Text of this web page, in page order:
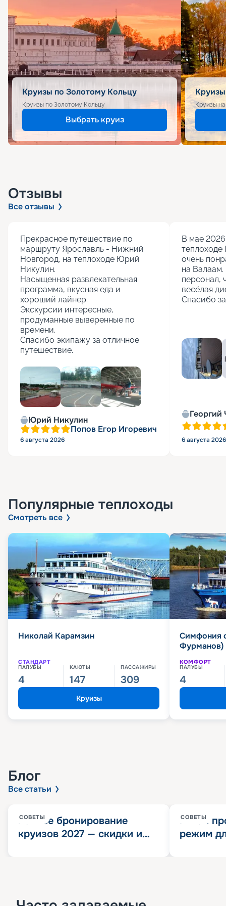
Круизы по Золотому Кольцу
Круизы по Золотому Кольцу
Выбрать круиз
Круизы
Отзывы
Все отзывы
Прекрасное путешествие по
маршруту Ярославль - Нижний
Новгород, на теплоходе Юрий
Никулин.
Насыщенная развлекательная
программа, вкусная еда и
хороший лайнер.
Экскурсии интересные,
продуманные выверенные по
времени.
Спасибо экипажу за отличное
путешествие.
Юрий Никулин
Попов Егор Игоревич
6 августа 2026
В мае
теплоходе
очень
на Валаам.
персонал,
весёлая
Спасибо
Георгий
6 августа 2026
Популярные теплоходы
Смотреть все
Николай Карамзин
СТАНДАРТ
ПАЛУБЫ
4
КАЮТЫ
147
ПАССАЖИРЫ
309
Круизы
Симфония
Фурманов)
КОМФОРТ
ПАЛУБЫ
4
Блог
Все статьи
СОВЕТЫ
Раннее бронирование
круизов 2027 — скидки и
СОВЕТЫ
Китай
режим